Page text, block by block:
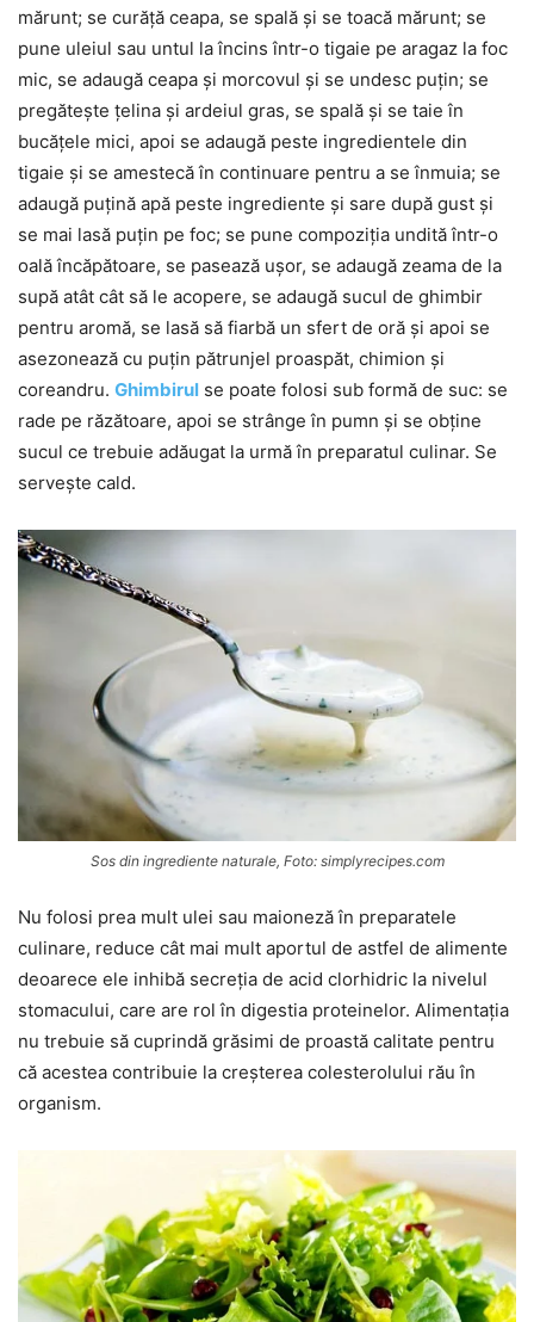
mărunt; se curăță ceapa, se spală și se toacă mărunt; se
pune uleiul sau untul la încins într-o tigaie pe aragaz la foc
mic, se adaugă ceapa și morcovul și se undesc puțin; se
pregătește țelina și ardeiul gras, se spală și se taie în
bucățele mici, apoi se adaugă peste ingredientele din
tigaie și se amestecă în continuare pentru a se înmuia; se
adaugă puțină apă peste ingrediente și sare după gust și
se mai lasă puțin pe foc; se pune compoziția undită într-o
oală încăpătoare, se pasează ușor, se adaugă zeama de la
supă atât cât să le acopere, se adaugă sucul de ghimbir
pentru aromă, se lasă să fiarbă un sfert de oră și apoi se
asezonează cu puțin pătrunjel proaspăt, chimion și
coreandru. Ghimbirul se poate folosi sub formă de suc: se
rade pe răzătoare, apoi se strânge în pumn și se obține
sucul ce trebuie adăugat la urmă în preparatul culinar. Se
servește cald.
Sos din ingrediente naturale, Foto: simplyrecipes.com
Nu folosi prea mult ulei sau maioneză în preparatele
culinare, reduce cât mai mult aportul de astfel de alimente
deoarece ele inhibă secreția de acid clorhidric la nivelul
stomacului, care are rol în digestia proteinelor. Alimentația
nu trebuie să cuprindă grăsimi de proastă calitate pentru
că acestea contribuie la creșterea colesterolului rău în
organism.